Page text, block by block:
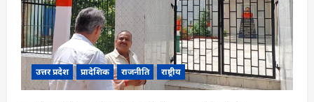
उत्तर प्रदेश प्रादेशिक राजनीति राष्ट्रीय